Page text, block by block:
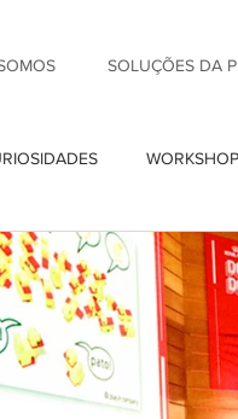
SOLUÇÕES DA